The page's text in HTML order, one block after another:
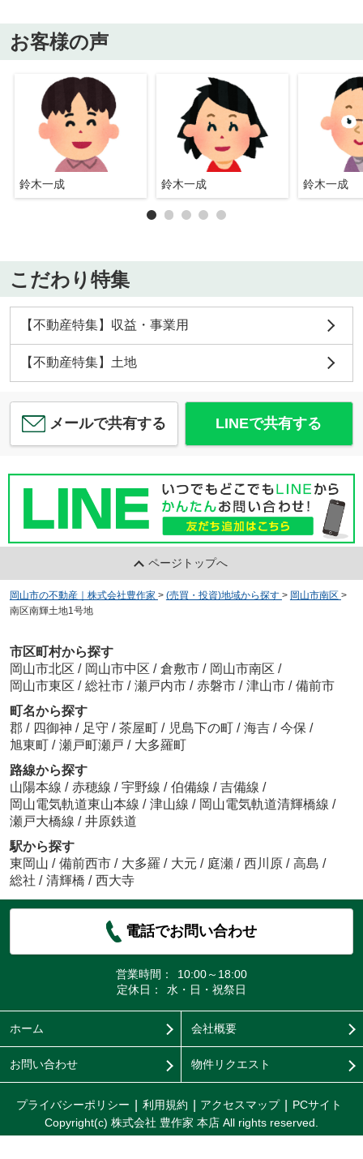
お客様の声
鈴木一成 鈴木一成 鈴木一成
こだわり特集
【不動産特集】収益・事業用
【不動産特集】土地
メールで共有する LINEで共有する
ページトップへ
岡山市の不動産｜株式会社豊作家 > (売買・投資)地域から探す > 岡山市南区 >
南区南輝土地1号地
市区町村から探す
岡山市北区 / 岡山市中区 / 倉敷市 / 岡山市南区 /
岡山市東区 / 総社市 / 瀬戸内市 / 赤磐市 / 津山市 / 備前市
町名から探す
郡 / 四御神 / 足守 / 茶屋町 / 児島下の町 / 海吉 / 今保 /
旭東町 / 瀬戸町瀬戸 / 大多羅町
路線から探す
山陽本線 / 赤穂線 / 宇野線 / 伯備線 / 吉備線 /
岡山電気軌道東山本線 / 津山線 / 岡山電気軌道清輝橋線 /
瀬戸大橋線 / 井原鉄道
駅から探す
東岡山 / 備前西市 / 大多羅 / 大元 / 庭瀬 / 西川原 / 高島 /
総社 / 清輝橋 / 西大寺
電話でお問い合わせ
営業時間：
10:00～18:00
定休日：
水・日・祝祭日
ホーム 会社概要
お問い合わせ 物件リクエスト
プライバシーポリシー 利用規約 アクセスマップ
PCサイト
Copyright(c) 株式会社 豊作家 本店 All rights reserved.